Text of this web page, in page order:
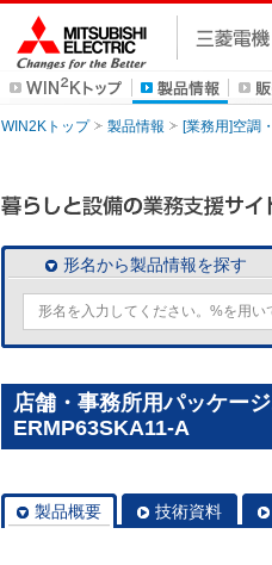
WIN2Kトップ 製品情報 [業務用]空調
形名から製品情報を探す
店舗・事務所用パッケー
ERMP63SKA11-A
製品概要 技術資料